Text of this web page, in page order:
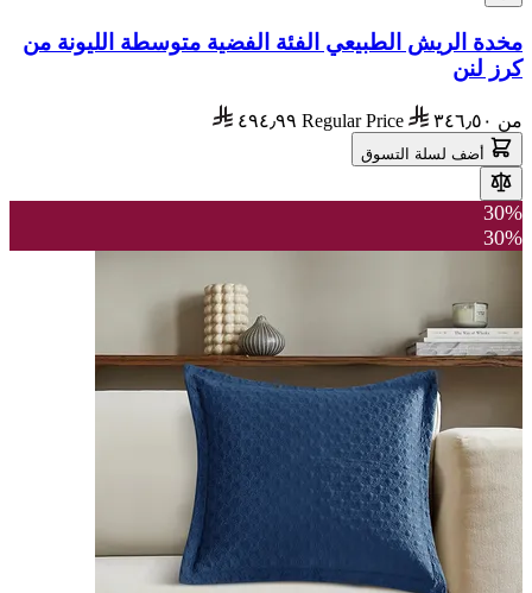
مخدة الريش الطبيعي الفئة الفضية متوسطة الليونة من
كرز لنن
من ٣٤٦٫٥٠ Regular Price ٤٩٤٫٩٩
أضف لسلة التسوق
30%
30%